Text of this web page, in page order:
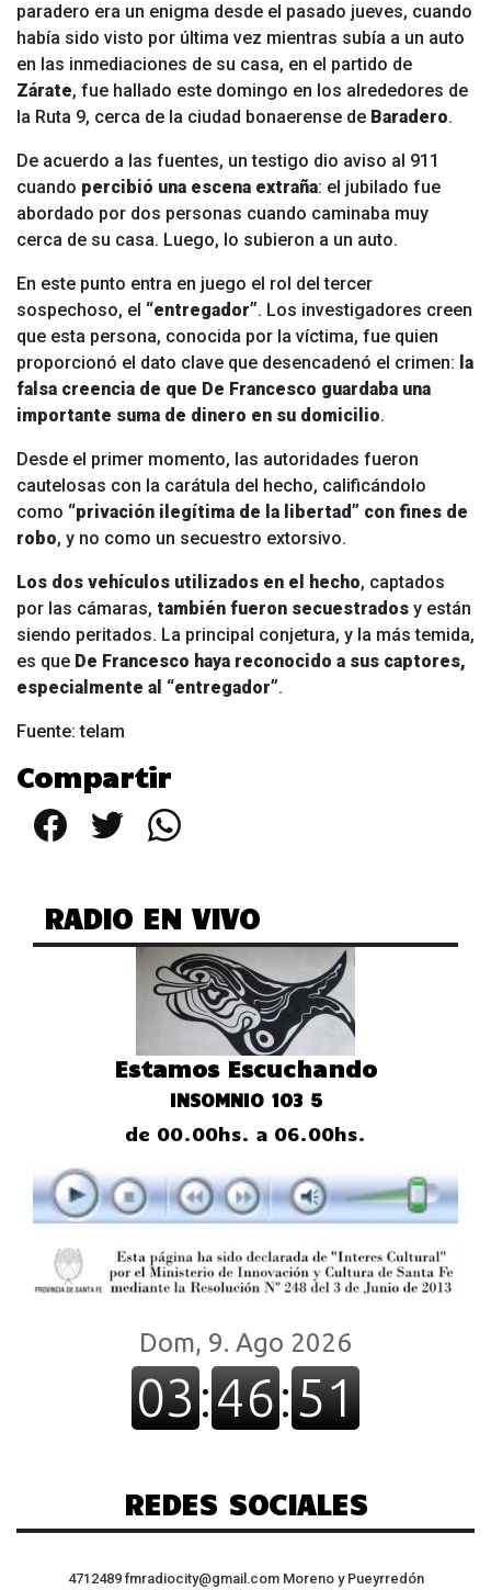
paradero era un enigma desde el pasado jueves, cuando
había sido visto por última vez mientras subía a un auto
en las inmediaciones de su casa, en el partido de
Zárate, fue hallado este domingo en los alrededores de
la Ruta 9, cerca de la ciudad bonaerense de Baradero.
De acuerdo a las fuentes, un testigo dio aviso al 911
cuando percibió una escena extraña: el jubilado fue
abordado por dos personas cuando caminaba muy
cerca de su casa. Luego, lo subieron a un auto.
En este punto entra en juego el rol del tercer
sospechoso, el “entregador”. Los investigadores creen
que esta persona, conocida por la víctima, fue quien
proporcionó el dato clave que desencadenó el crimen: la
falsa creencia de que De Francesco guardaba una
importante suma de dinero en su domicilio.
Desde el primer momento, las autoridades fueron
cautelosas con la carátula del hecho, calificándolo
como “privación ilegítima de la libertad” con fines de
robo, y no como un secuestro extorsivo.
Los dos vehículos utilizados en el hecho, captados
por las cámaras, también fueron secuestrados y están
siendo peritados. La principal conjetura, y la más temida,
es que De Francesco haya reconocido a sus captores,
especialmente al “entregador”.
Fuente: telam
Compartir
FacebookTwitterWhatsApp
RADIO EN VIVO
Estamos Escuchando
INSOMNIO 103 5
de 00.00hs. a 06.00hs.
REDES SOCIALES
4712489 fmradiocity@gmail.comMoreno y Pueyrredón